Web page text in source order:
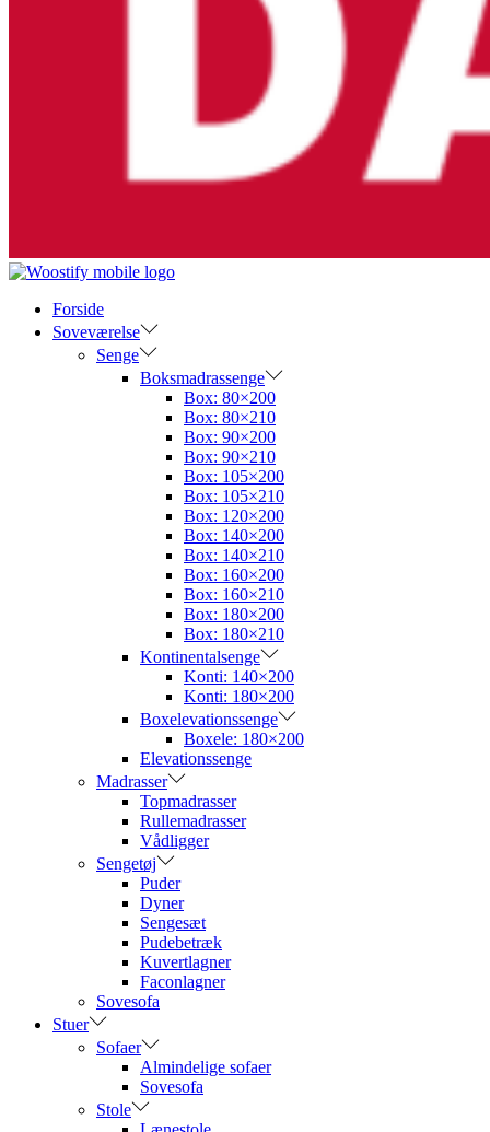
Forside
Soveværelse
Senge
Boksmadrassenge
Box: 80×200
Box: 80×210
Box: 90×200
Box: 90×210
Box: 105×200
Box: 105×210
Box: 120×200
Box: 140×200
Box: 140×210
Box: 160×200
Box: 160×210
Box: 180×200
Box: 180×210
Kontinentalsenge
Konti: 140×200
Konti: 180×200
Boxelevationssenge
Boxele: 180×200
Elevationssenge
Madrasser
Topmadrasser
Rullemadrasser
Vådligger
Sengetøj
Puder
Dyner
Sengesæt
Pudebetræk
Kuvertlagner
Faconlagner
Sovesofa
Stuer
Sofaer
Almindelige sofaer
Sovesofa
Stole